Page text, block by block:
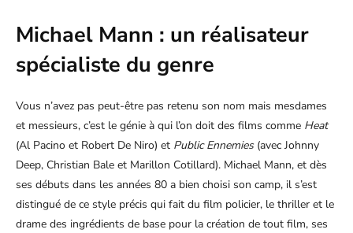
Michael Mann : un réalisateur
spécialiste du genre
Vous n’avez pas peut-être pas retenu son nom mais mesdames
et messieurs, c’est le génie à qui l’on doit des films comme Heat
(Al Pacino et Robert De Niro) et Public Ennemies(avec Johnny
Deep, Christian Bale et Marillon Cotillard). Michael Mann, et dès
ses débuts dans les années 80 a bien choisi son camp, il s’est
distingué de ce style précis qui fait du film policier, le thriller et le
drame des ingrédients de base pour la création de tout film, ses